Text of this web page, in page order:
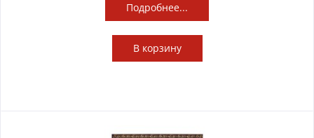
Подробнее...
В корзину